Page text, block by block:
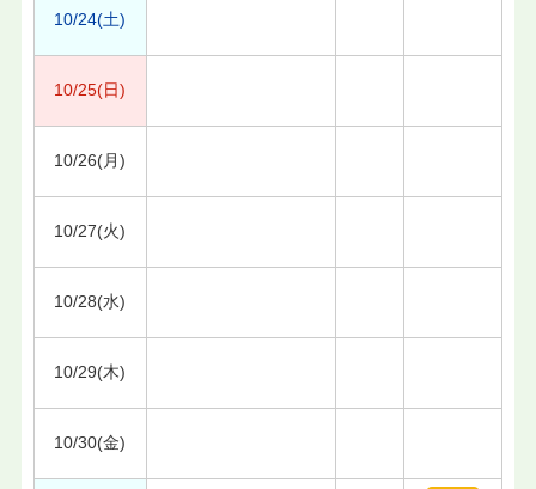
10/24(土)
10/25(日)
10/26(月)
10/27(火)
10/28(水)
10/29(木)
10/30(金)